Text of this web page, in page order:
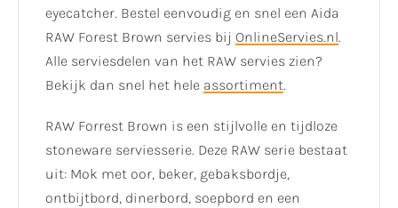
eyecatcher. Bestel eenvoudig en snel een Aida
RAW Forest Brown servies bij OnlineServies.nl.
Alle serviesdelen van het RAW servies zien?
Bekijk dan snel het hele assortiment.
RAW Forrest Brown is een stijlvolle en tijdloze
stoneware serviesserie. Deze RAW serie bestaat
uit: Mok met oor, beker, gebaksbordje,
ontbijtbord, dinerbord, soepbord en een